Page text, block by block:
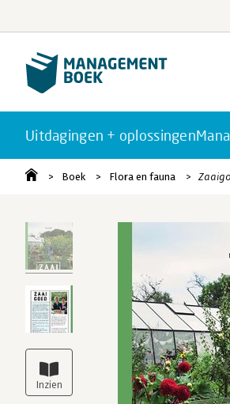
Uitdagingen + oplossingen
Boek Flora en fauna